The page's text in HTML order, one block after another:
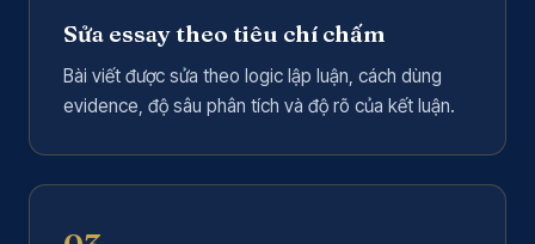
Sửa essay theo tiêu chí chấm
Bài viết được sửa theo logic lập luận, cách dùng
evidence, độ sâu phân tích và độ rõ của kết luận.